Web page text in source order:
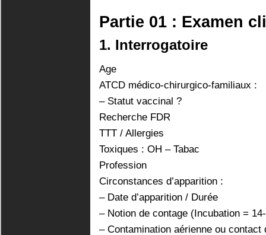
Partie 01 : Examen
1. Interrogatoire
Age
ATCD médico-chirurgico-familiaux :
– Statut vaccinal ?
Recherche FDR
TTT / Allergies
Toxiques : OH – Tabac
Profession
Circonstances d’apparition :
– Date d’apparition / Durée
– Notion de contage (Incubation =
– Contamination aérienne ou